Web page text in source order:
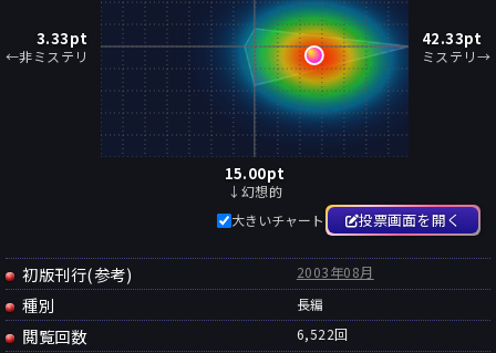
3.33pt
←非ミステリ
42.33pt
ミステリ→
15.00pt
↓幻想的
大きいチャート
投票画面を開く
初版刊行(参考) 2003年08月
種別 長編
閲覧回数 6,522回